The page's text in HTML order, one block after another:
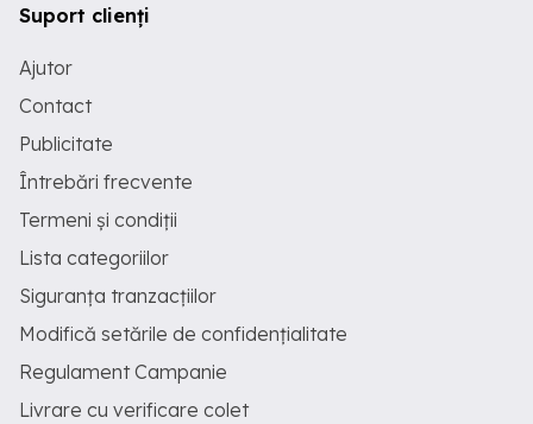
Suport clienți
Ajutor
Contact
Publicitate
Întrebări frecvente
Termeni și condiții
Lista categoriilor
Siguranța tranzacțiilor
Modifică setările de confidențialitate
Regulament Campanie
Livrare cu verificare colet